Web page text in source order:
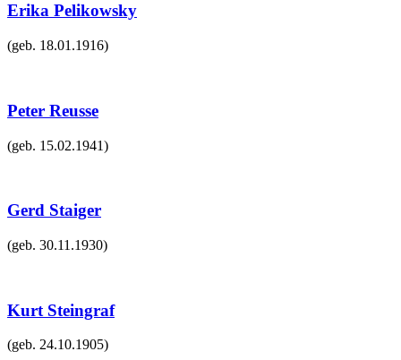
Erika Pelikowsky
(geb. 18.01.1916)
Peter Reusse
(geb. 15.02.1941)
Gerd Staiger
(geb. 30.11.1930)
Kurt Steingraf
(geb. 24.10.1905)